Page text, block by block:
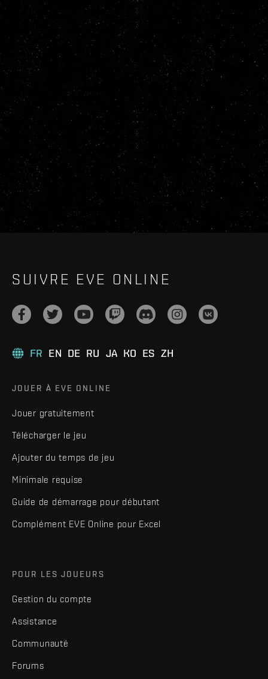
SUIVRE EVE ONLINE
FR EN DE RU JA KO ES ZH
JOUER À EVE ONLINE
Jouer gratuitement
Télécharger le jeu
Ajouter du temps de jeu
Minimale requise
Guide de démarrage pour débutant
Complément EVE Online pour Excel
POUR LES JOUEURS
Gestion du compte
Assistance
Communauté
Forums